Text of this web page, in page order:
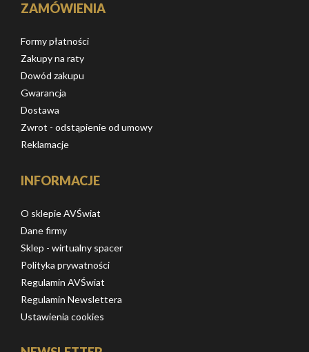
ZAMÓWIENIA
Formy płatności
Zakupy na raty
Dowód zakupu
Gwarancja
Dostawa
Zwrot - odstąpienie od umowy
Reklamacje
INFORMACJE
O sklepie AVŚwiat
Dane firmy
Sklep - wirtualny spacer
Polityka prywatności
Regulamin AVŚwiat
Regulamin Newslettera
Ustawienia cookies